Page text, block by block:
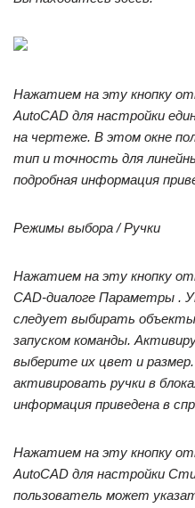
Нажатием на эту кнопку
AutoCAD для настройки
на чертеже. В этом окне
тип и точность для
подробная информация
Режимы выбора / Ручки
Нажатием на эту кнопку
CAD-диалоге Параметры .
следует выбирать
запуском команды.
выберите их цвет и
активировать ручки в
информация приведена в
Нажатием на эту кнопку
AutoCAD для настройки
пользователь может